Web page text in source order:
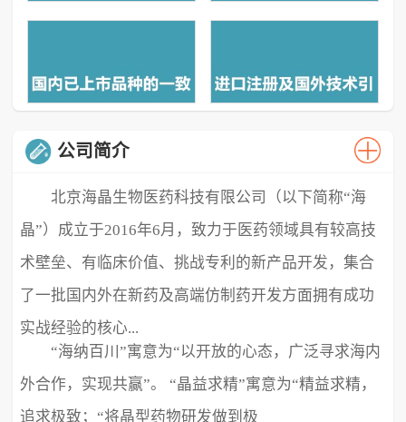
公司简介
北京海晶生物医药科技有限公司（以下简称“海
晶”）成立于2016年6月，致力于医药领域具有较高技
术壁垒、有临床价值、挑战专利的新产品开发，集合
了一批国内外在新药及高端仿制药开发方面拥有成功
实战经验的核心...
“海纳百川”寓意为“以开放的心态，广泛寻求海内
外合作，实现共赢”。 “晶益求精”寓意为“精益求精，
追求极致；“将晶型药物研发做到极